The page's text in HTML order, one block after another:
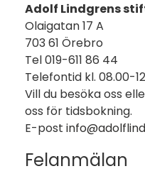
Adolf Lindgrens
Olaigatan 17 A
703 61 Örebro
Tel 019-611 86 44
Telefontid kl. 08.00-
Vill du besöka oss
oss för tidsbokning.
E-post
Felanmälan